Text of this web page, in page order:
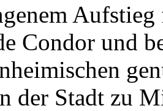
Condor und
der Stadt zu